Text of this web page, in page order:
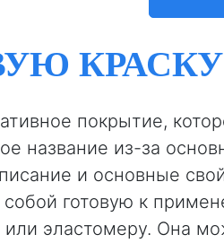
покрытие,
название из-за
и основные
готовую к
эластомеру. Она